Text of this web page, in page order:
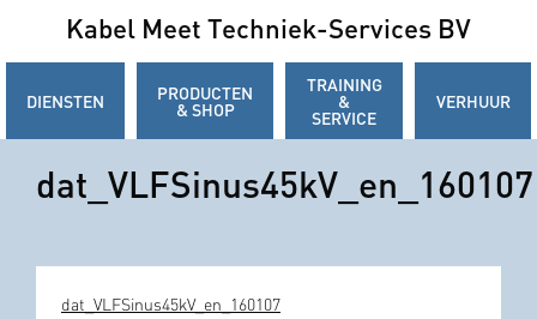
Kabel Meet Techniek-Services BV
DIENSTEN PRODUCTEN
& SHOP
TRAINING
&
SERVICE
VERHUUR
dat_VLFSinus45kV_en_160107
dat_VLFSinus45kV_en_160107